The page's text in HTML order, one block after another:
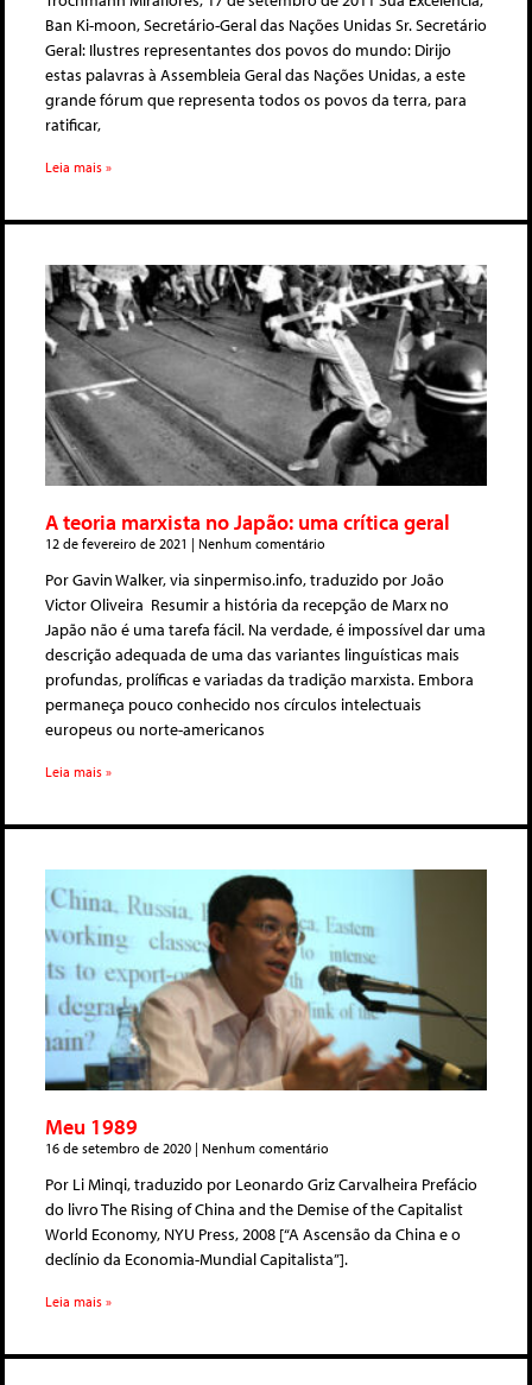
Ban Ki-moon, Secretário-Geral das Nações Unidas Sr. Secretário
Geral: Ilustres representantes dos povos do mundo: Dirijo
estas palavras à Assembleia Geral das Nações Unidas, a este
grande fórum que representa todos os povos da terra, para
ratificar,
Leia mais »
A teoria marxista no Japão: uma crítica geral
12 de fevereiro de 2021 Nenhum comentário
Por Gavin Walker, via sinpermiso.info, traduzido por João
Victor Oliveira Resumir a história da recepção de Marx no
Japão não é uma tarefa fácil. Na verdade, é impossível dar uma
descrição adequada de uma das variantes linguísticas mais
profundas, prolíficas e variadas da tradição marxista. Embora
permaneça pouco conhecido nos círculos intelectuais
europeus ou norte-americanos
Leia mais »
Meu 1989
16 de setembro de 2020 Nenhum comentário
Por Li Minqi, traduzido por Leonardo Griz Carvalheira Prefácio
do livro The Rising of China and the Demise of the Capitalist
World Economy, NYU Press, 2008 [“A Ascensão da China e o
declínio da Economia-Mundial Capitalista”].
Leia mais »